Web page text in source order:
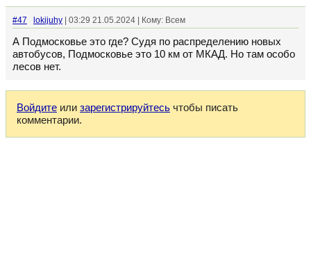
#47 lokijuhy | 03:29 21.05.2024 | Кому: Всем
А Подмосковье это где? Судя по распределению новых
автобусов, Подмосковье это 10 км от МКАД. Но там особо
лесов нет.
Войдите или зарегистрируйтесь чтобы писать
комментарии.